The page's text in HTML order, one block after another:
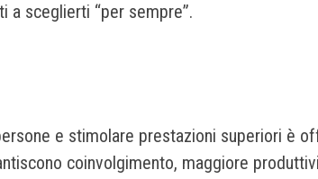
a sceglierti “per sempre”.
e stimolare prestazioni superiori è
coinvolgimento, maggiore